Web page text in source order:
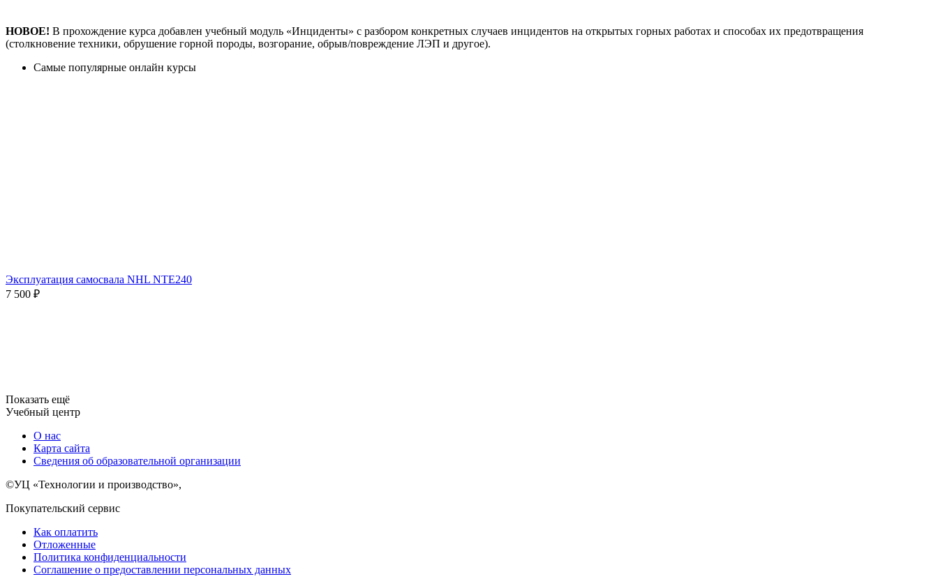
НОВОЕ! В прохождение курса добавлен учебный модуль «Инциденты» с разбором конкретных случаев инцидентов на открытых горных работах и способах их предотвращения
(столкновение техники, обрушение горной породы, возгорание, обрыв/повреждение ЛЭП и другое).
Самые популярные онлайн курсы
Эксплуатация самосвала NHL NTE240
7 500 ₽
Показать ещё
Учебный центр
О нас
Карта сайта
Сведения об образовательной организации
©УЦ «Технологии и производство»,
Покупательский сервис
Как оплатить
Отложенные
Политика конфиденциальности
Соглашение о предоставлении персональных данных